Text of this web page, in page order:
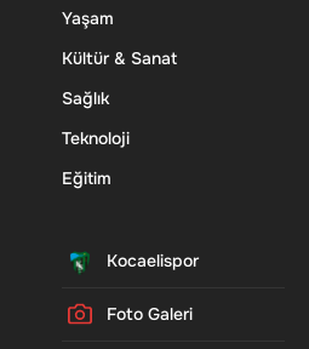
Yaşam
Kültür & Sanat
Sağlık
Teknoloji
Eğitim
Kocaelispor
Foto Galeri